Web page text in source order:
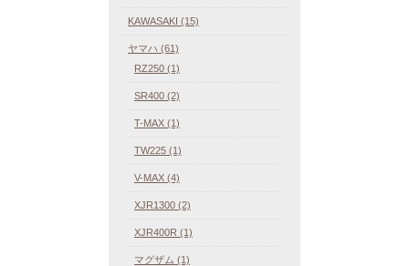
KAWASAKI (15)
ヤマハ (61)
RZ250 (1)
SR400 (2)
T-MAX (1)
TW225 (1)
V-MAX (4)
XJR1300 (2)
XJR400R (1)
マグザム (1)